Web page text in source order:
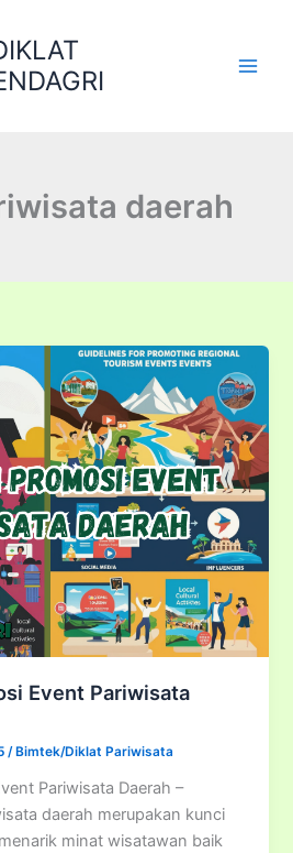
daerah
Event Pariwisata
/ Bimtek/Diklat Pariwisata
Pariwisata Daerah –
daerah merupakan kunci
minat wisatawan baik